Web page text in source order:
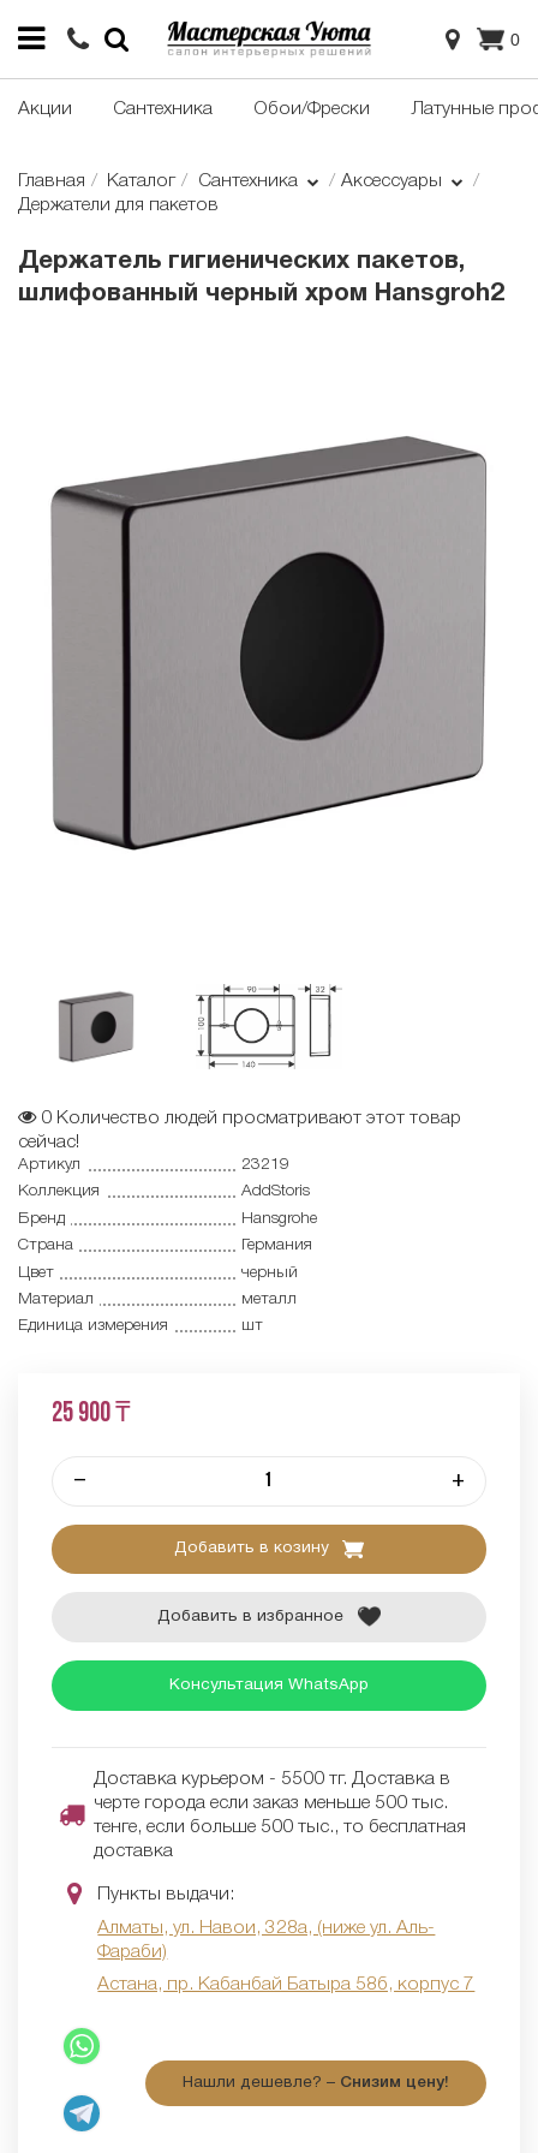
0
Акции Сантехника Обои/Фрески Латунные
Главная Каталог Сантехника
Аксессуары
Держатели для пакетов
Держатель гигиенических пакетов,
шлифованный черный хром Hansgroh2
0 Количество людей просматривают этот товар
сейчас!
Артикул
23219
Коллекция
AddStoris
Бренд
Hansgrohe
Страна
Германия
Цвет
черный
Материал
металл
Единица измерения
шт
25 900 ₸
– +
Добавить в козину
Добавить в избранное
Консультация WhatsApp
Доставка курьером - 5500 тг. Доставка в
черте города если заказ меньше 500 тыс.
тенге, если больше 500 тыс., то бесплатная
доставка
Пункты выдачи:
Алматы, ул. Навои, 328а, (ниже ул. Аль-
Фараби)
Астана, пр. Кабанбай Батыра 58б, корпус 7
Нашли дешевле? – Снизим цену!